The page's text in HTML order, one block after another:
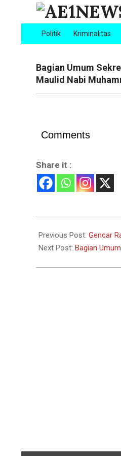
AE1NEWS
Primary
Menu
Politik Kriminalitas
Bagian Umum
Maulid Nabi
Comments
Share it :
09-
14
Previous Post: Gencar
Next Post: Bagian